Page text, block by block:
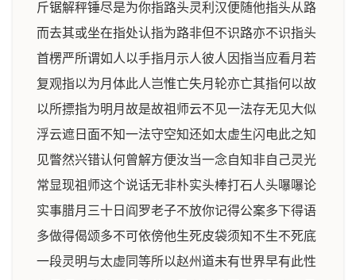
斤锯解秤锤尽是为你指路头灵利汉便随他指头从路
而去其或坐在指处认指为路非但不识路亦不识指头
首楞严所谓如人以手指月示人彼人因指当应看月若
复观指以为月体此人岂惟亡失月轮亦亡其指何以故
以所摽指为明月故是故祖师云不见一法存无见大似
浮云遮日面不知一法守空知还如太虚生闪电此之知
见瞥然兴错认何曾解方便汝当一念自知非自己灵光
常显现祖师这个说话无非朴实头棒打石人头嚗嚗论
实事腊月三十日阎罗老子不放你记得公案多下得语
多做得偈颂多不可依傍他生死皮袋须知不生不死底
一段灵明与太虚同等所以赵州道未有世界早有此性